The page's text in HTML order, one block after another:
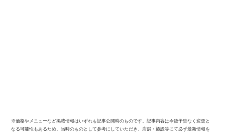
※価格やメニューなど掲載情報はいずれも記事公開時のものです。記事内容は今後予告なく変更と
なる可能性もあるため、当時のものとして参考にしていただき、店舗・施設等にて必ず最新情報を